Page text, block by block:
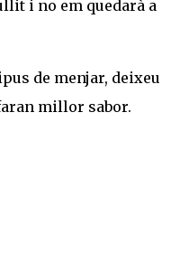
i no em quedarà a
de menjar, deixeu
millor sabor.